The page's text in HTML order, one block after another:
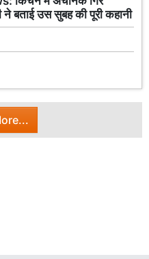
ने बताई उस सुबह की पूरी कहानी